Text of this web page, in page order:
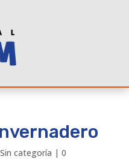
Sin categoría | 0